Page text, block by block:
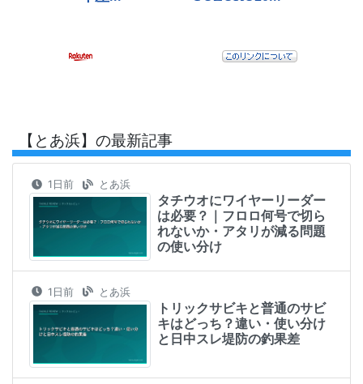
【とあ浜】の最新記事
1日前 とあ浜
タチウオにワイヤーリーダー
は必要？｜フロロ何号で切ら
れないか・アタリが減る問題
の使い分け
1日前 とあ浜
トリックサビキと普通のサビ
キはどっち？違い・使い分け
と日中スレ堤防の釣果差